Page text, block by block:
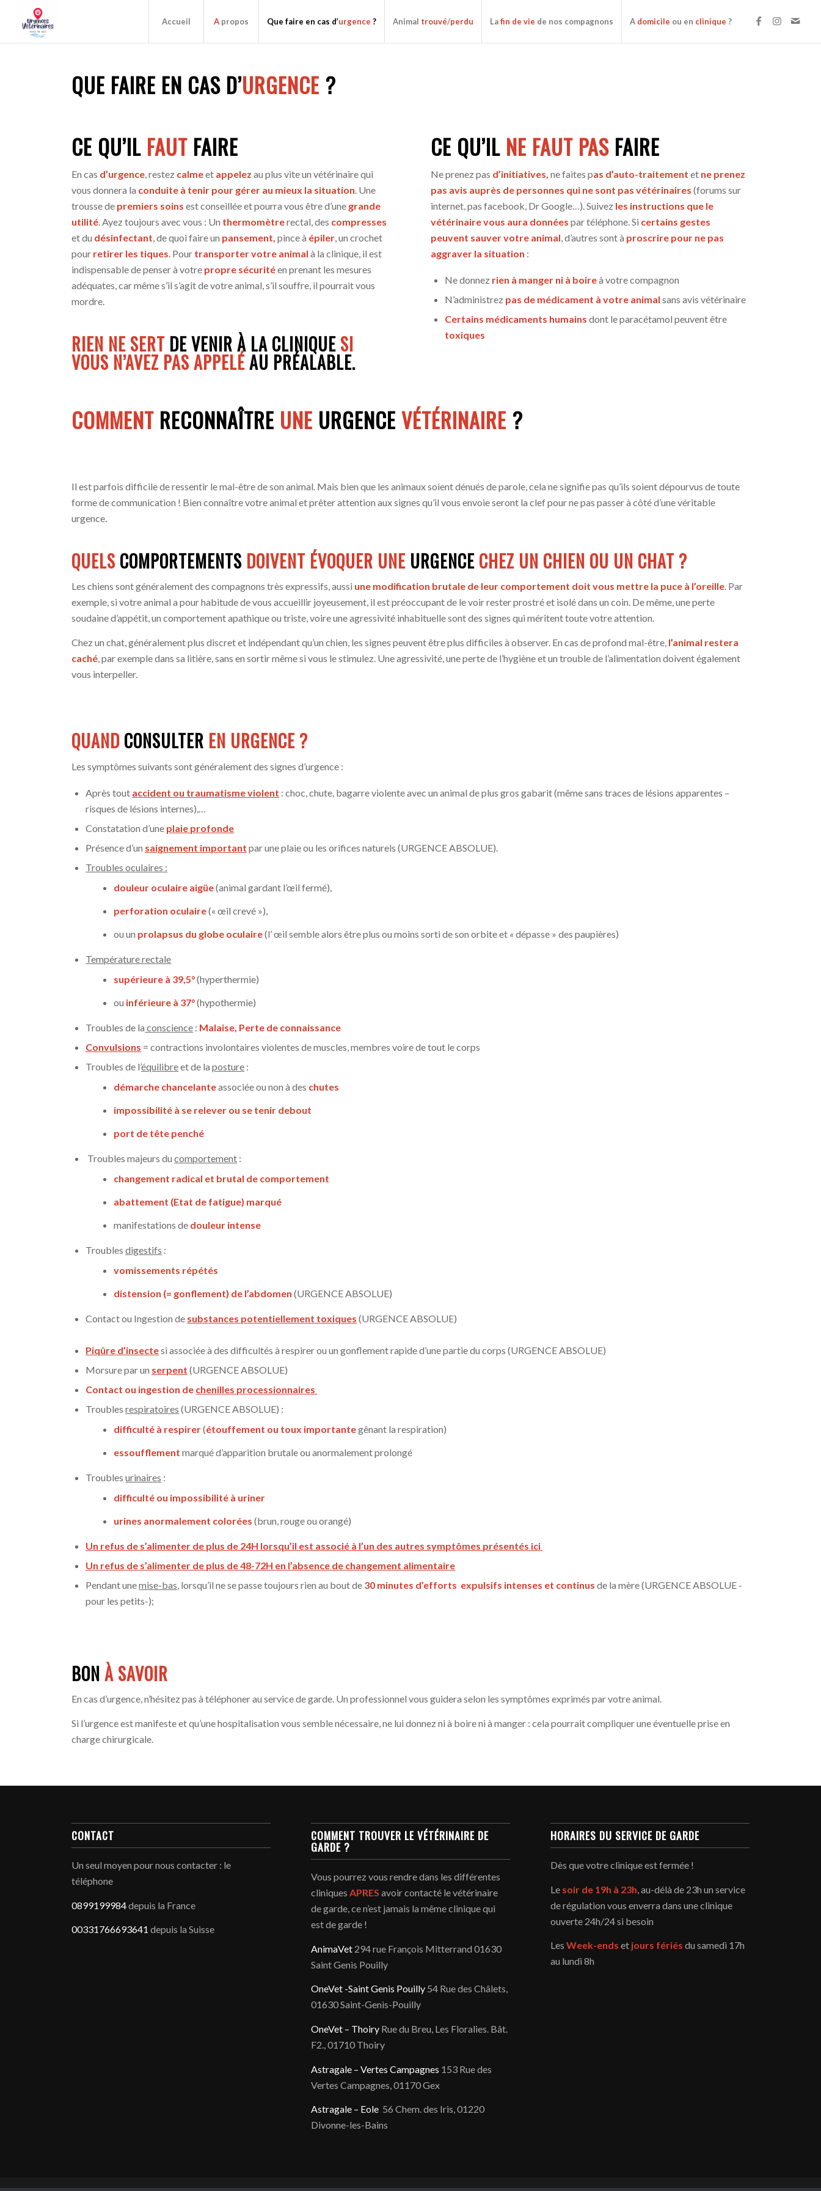
Accueil A propos Que faire en cas d’urgence ? Animal trouvé/perdu Lafin de vie de nos compagnons A domicile ou en clinique ?
QUE FAIRE EN CAS D’URGENCE ?
CE QU’IL FAUT FAIRE
En cas d’urgence, restez calmeet appelez au plus vite un vétérinaire qui
vous donnera la conduite à tenir pour gérer au mieux la situation. Une
trousse de premiers soins est conseillée et pourra vous être d’une grande
utilité. Ayez toujours avec vous : Un thermomètrerectal, des compresses
et du désinfectant, de quoi faire un pansement,pince à épiler, un crochet
pour retirer les tiques. Pour transporter votre animal à la clinique, il est
indispensable de penser à votre propre sécuritéen prenant les mesures
adéquates, car même s’il s’agit de votre animal, s’il souffre, il pourrait vous
mordre.
RIEN NE SERT DE VENIR À LA CLINIQUESI
VOUS N’AVEZ PAS APPELÉAU PRÉALABLE.
CE QU’IL NE FAUT PAS FAIRE
Ne prenez pas d’initiatives,ne faites pas d’auto-traitement et ne prenez
pas avis auprès de personnes qui ne sont pas vétérinaires (forums sur
internet, pas facebook, Dr Google…). Suivez les instructions que le
vétérinaire vous aura donnéespar téléphone. Si certains gestes
peuvent sauver votre animal, d’autres sont à proscrire pour ne pas
aggraver la situation :
Ne donnez rien à manger ni à boireà votre compagnon
N’administrez pas de médicament à votre animal sans avis vétérinaire
Certains médicaments humains dont le paracétamol peuvent être
toxiques
COMMENT RECONNAÎTRE UNE URGENCEVÉTÉRINAIRE ?
Il est parfois difficile de ressentir le mal-être de son animal. Mais bien que les animaux soient dénués de parole, cela ne signifie pas qu’ils soient dépourvus de toute
forme de communication ! Bien connaître votre animal et prêter attention aux signes qu’il vous envoie seront la clef pour ne pas passer à côté d’une véritable
urgence.
QUELSCOMPORTEMENTS DOIVENT ÉVOQUER UNE URGENCECHEZ UN CHIEN OU UN CHAT ?
Les chiens sont généralement des compagnons très expressifs, aussi une modification brutale de leur comportement doit vous mettre la puce à l’oreille. Par
exemple, si votre animal a pour habitude de vous accueillir joyeusement, il est préoccupant de le voir rester prostré et isolé dans un coin. De même, une perte
soudaine d’appétit, un comportement apathique ou triste, voire une agressivité inhabituelle sont des signes qui méritent toute votre attention.
Chez un chat, généralement plus discret et indépendant qu’un chien, les signes peuvent être plus difficiles à observer. En cas de profond mal-être, l’animal restera
caché , par exemple dans sa litière, sans en sortir même si vous le stimulez. Une agressivité, une perte de l’hygiène et un trouble de l’alimentation doivent également
vous interpeller.
QUANDCONSULTER EN URGENCE ?
Les symptômes suivants sont généralement des signes d’urgence :
Après tout accident ou traumatisme violent : choc, chute, bagarre violente avec un animal de plus gros gabarit (même sans traces de lésions apparentes –
risques de lésions internes),…
Constatation d’une plaie profonde
Présence d’un saignement important par une plaie ou les orifices naturels (URGENCE ABSOLUE).
Troubles oculaires :
douleur oculaire aigüe(animal gardant l’œil fermé),
perforation oculaire(« œil crevé »),
ou un prolapsus du globe oculaire(l’ œil semble alors être plus ou moins sorti de son orbite et « dépasse » des paupières)
Température rectale
supérieure à 39,5°(hyperthermie)
ou inférieure à 37°(hypothermie)
Troubles de la conscience : Malaise, Perte de connaissance
Convulsions = contractions involontaires violentes de muscles, membres voire de tout le corps
Troubles de l’équilibreet de laposture :
démarche chancelanteassociée ou non à des chutes
impossibilité à se relever ou se tenir debout
port de tête penché
Troubles majeurs ducomportement :
changement radical et brutal de comportement
abattement (Etat de fatigue) marqué
manifestations de douleur intense
Troublesdigestifs :
vomissements répétés
distension (= gonflement) de l’abdomen(URGENCE ABSOLUE)
Contact ou Ingestion de substances potentiellement toxiques (URGENCE ABSOLUE)
Piqûre d’insectesi associée à des difficultés à respirer ou un gonflement rapide d’une partie du corps (URGENCE ABSOLUE)
Morsure par un serpent (URGENCE ABSOLUE)
Contact ou ingestion de chenilles processionnaires
Troublesrespiratoires (URGENCE ABSOLUE) :
difficulté à respirer(étouffement ou toux importantegênant la respiration)
essoufflement marqué d’apparition brutale ou anormalement prolongé
Troublesurinaires :
difficulté ou impossibilité à uriner
urines anormalement colorées (brun, rouge ou orangé)
Un refus de s’alimenter de plus de 24H lorsqu’il est associé à l’un des autres symptômes présentés ici
Un refus de s’alimenter de plus de 48-72H en l’absence de changement alimentaire
Pendant unemise-bas , lorsqu’il ne se passe toujours rien au bout de 30 minutes d’efforts expulsifs intenses et continus de la mère (URGENCE ABSOLUE -
pour les petits-);
BONÀ SAVOIR
En cas d’urgence, n’hésitez pas à téléphoner au service de garde. Un professionnel vous guidera selon les symptômes exprimés par votre animal.
Si l’urgence est manifeste et qu’une hospitalisation vous semble nécessaire, ne lui donnez ni à boire ni à manger : cela pourrait compliquer une éventuelle prise en
charge chirurgicale.
CONTACT
Un seul moyen pour nous contacter : le
téléphone
0899199984depuis la France
00331766693641 depuis la Suisse
COMMENT TROUVER LE VÉTÉRINAIRE DE
GARDE ?
Vous pourrez vous rendre dans les différentes
cliniquesAPRESavoir contacté le vétérinaire
de garde, ce n’est jamais la même clinique qui
est de garde !
AnimaVet 294 rue François Mitterrand 01630
Saint Genis Pouilly
OneVet -Saint Genis Pouilly 54 Rue des Châlets,
01630 Saint-Genis-Pouilly
OneVet – Thoiry Rue du Breu, Les Floralies. Bât.
F2., 01710 Thoiry
Astragale – Vertes Campagnes 153 Rue des
Vertes Campagnes, 01170 Gex
Astragale – Eole 56 Chem. des Iris, 01220
Divonne-les-Bains
HORAIRES DU SERVICE DE GARDE
Dès que votre clinique est fermée !
Le soir de 19h à 23h, au-délà de 23h un service
de régulation vous enverra dans une clinique
ouverte 24h/24 si besoin
LesWeek-ends et jours fériés du samedi 17h
au lundi 8h